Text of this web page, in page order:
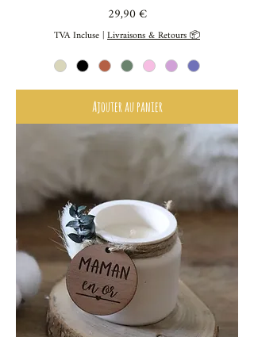
Prix
29,90 €
TVA Incluse|Livraisons & Retours 📦
Ajouter au panier